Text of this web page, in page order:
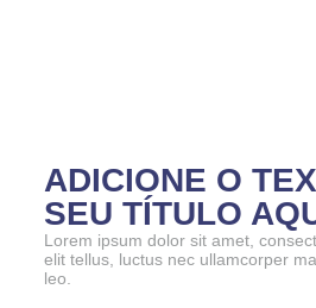
ADICIONE O
SEU TÍTULO
Lorem ipsum dolor sit amet,
elit tellus, luctus nec ullamcorper
leo.